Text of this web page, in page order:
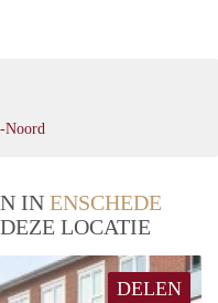
Noord
IN ENSCHEDE
LOCATIE
DELEN